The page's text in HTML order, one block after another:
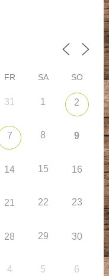
FR SA SO
31 1 2
7 8 9
14 15 16
21 22 23
28 29 30
4 5 6